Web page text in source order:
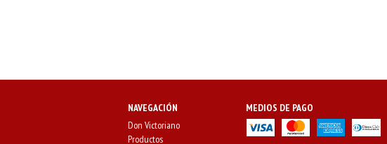
NAVEGACIÓN
Don Victoriano
Productos
MEDIOS DE PAGO